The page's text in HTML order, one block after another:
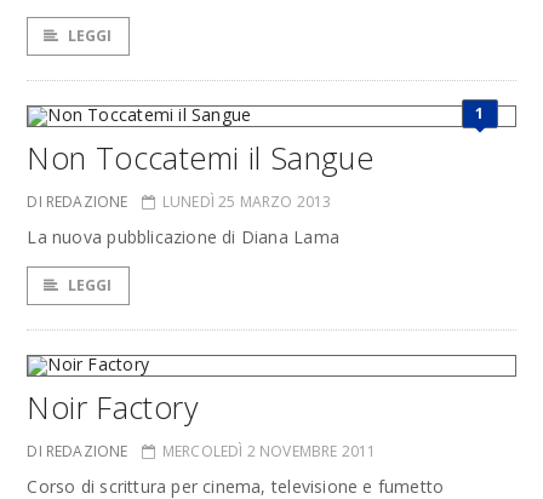
LEGGI
1
Non Toccatemi il Sangue
DI REDAZIONE LUNEDÌ 25 MARZO 2013
La nuova pubblicazione di Diana Lama
LEGGI
Noir Factory
DI REDAZIONE MERCOLEDÌ 2 NOVEMBRE 2011
Corso di scrittura per cinema, televisione e fumetto